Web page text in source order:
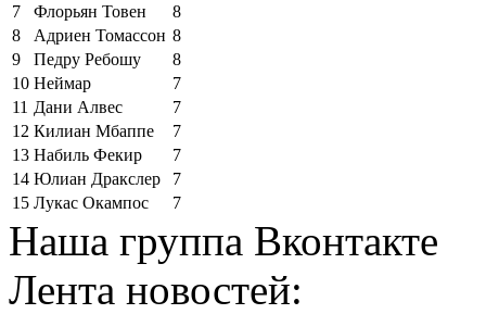
7
Флорьян Товен
8
8
Адриен Томассон 8
9
Педру Ребошу
8
10 Неймар
7
11 Дани Алвес
7
12 Килиан Мбаппе
7
13 Набиль Фекир
7
14 Юлиан Дракслер
7
15 Лукас Окампос 7
Наша группа Вконтакте
Лента новостей: